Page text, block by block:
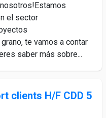
el sector
te vamos a contar
saber más sobre...
clients H/F CDD 5